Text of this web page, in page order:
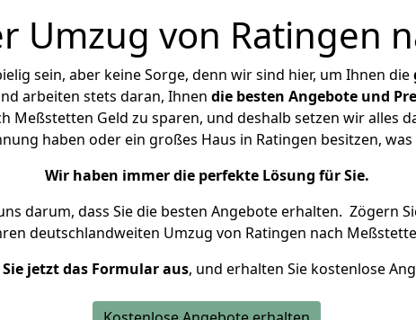
Umzug von Ratingen
sein, aber keine Sorge, denn wir sind hier, um Ihnen die
arbeiten stets daran, Ihnen die besten Angebote und
Meßstetten Geld zu sparen, und deshalb setzen wir alles
haben oder ein großes Haus in Ratingen besitzen,
Wir haben immer die perfekte Lösung für Sie.
darum, dass Sie die besten Angebote erhalten. Zögern
deutschlandweiten Umzug von Ratingen nach
jetzt das Formular aus, und erhalten Sie kostenlose